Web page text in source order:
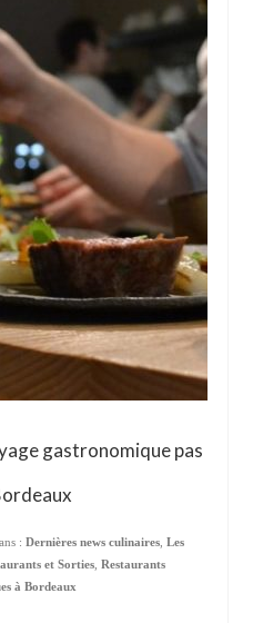
gastronomique pas
: Dernières news culinaires, Les
et Sorties Restaurants
à Bordeaux